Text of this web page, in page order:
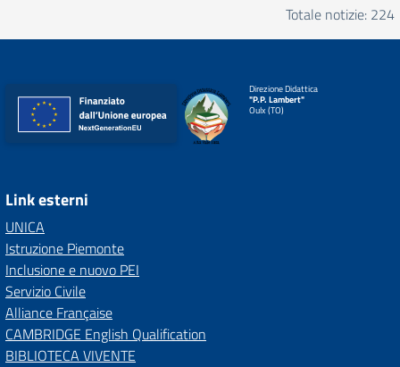
Totale notizie: 224
Direzione Didattica
"P.P. Lambert"
Oulx (TO)
Link esterni
UNICA
Istruzione Piemonte
Inclusione e nuovo PEI
Servizio Civile
Alliance Française
CAMBRIDGE English Qualification
BIBLIOTECA VIVENTE